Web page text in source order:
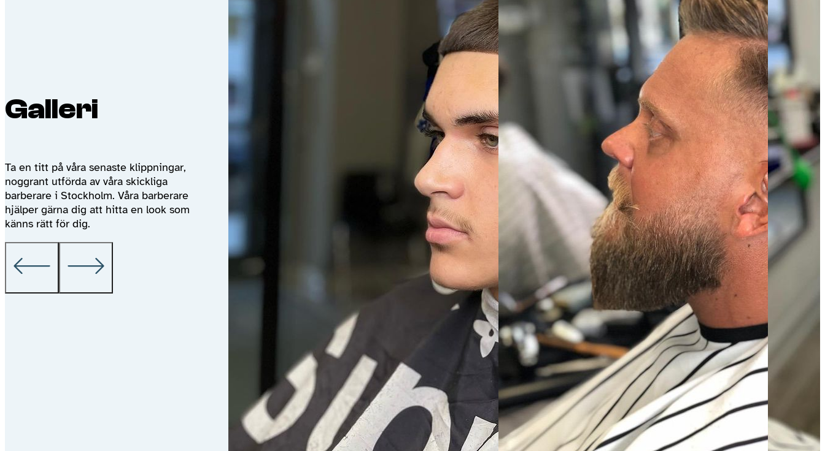
Galleri
Ta en titt på våra senaste klippningar,
noggrant utförda av våra skickliga
barberare i Stockholm. Våra barberare
hjälper gärna dig att hitta en look som
känns rätt för dig.